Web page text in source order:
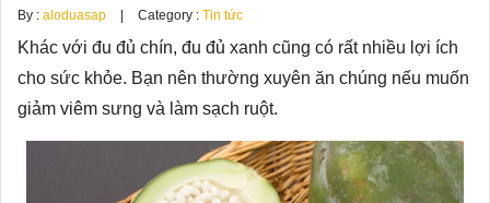
By : aloduasap Category : Tin tức
Khác với đu đủ chín, đu đủ xanh cũng có rất nhiều lợi ích
cho sức khỏe. Bạn nên thường xuyên ăn chúng nếu muốn
giảm viêm sưng và làm sạch ruột.